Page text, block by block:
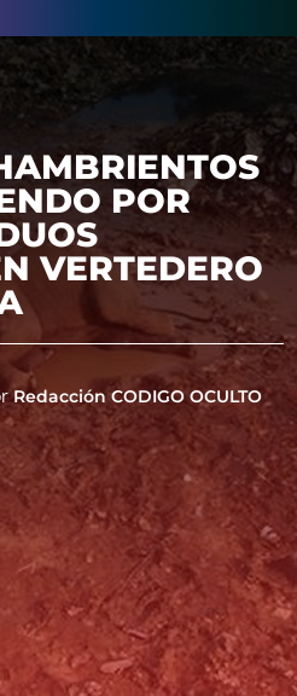
POR
VERTEDERO
Redacción CODIGO OCULTO